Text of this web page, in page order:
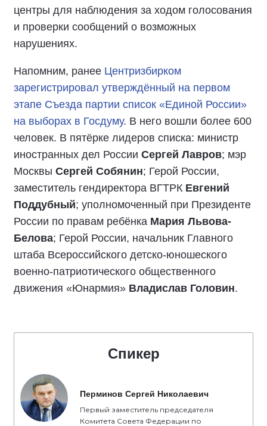
центры для наблюдения за ходом голосования
и проверки сообщений о возможных
нарушениях.
Напомним, ранее Центризбирком
зарегистрировал утверждённый на первом
этапе Съезда партии список «Единой России»
на выборах в Госдуму. В него вошли более 600
человек. В пятёрке лидеров списка: министр
иностранных дел России Сергей Лавров; мэр
Москвы Сергей Собянин; Герой России,
заместитель гендиректора ВГТРК Евгений
Поддубный; уполномоченный при Президенте
России по правам ребёнка Мария Львова-
Белова; Герой России, начальник Главного
штаба Всероссийского детско-юношеского
военно-патриотического общественного
движения «Юнармия» Владислав Головин.
Спикер
Перминов Сергей Николаевич
Первый заместитель председателя
Комитета Совета Федерации по